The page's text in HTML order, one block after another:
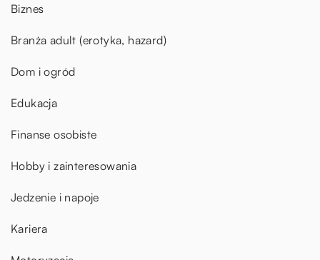
Biznes
Branża adult (erotyka, hazard)
Dom i ogród
Edukacja
Finanse osobiste
Hobby i zainteresowania
Jedzenie i napoje
Kariera